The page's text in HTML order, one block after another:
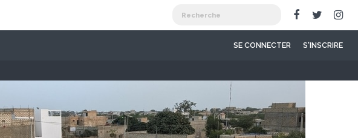
SE CONNECTER S'INSCRIRE